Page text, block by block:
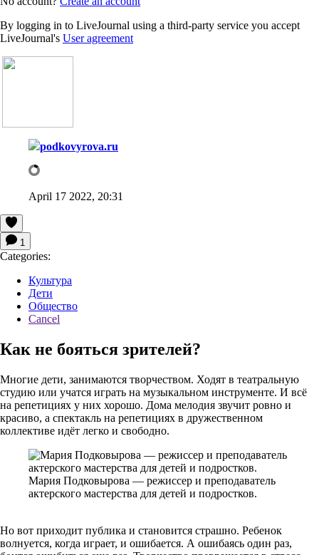
By logging in to LiveJournal using a third-party service you accept
LiveJournal's User agreement
podkovyrova.ru
April 17 2022, 20:31
1
Categories:
Культура
Дети
Общество
Cancel
Как не бояться зрителей?
Многие дети, занимаются творчеством. Ходят в театральную
студию или учатся играть на музыкальном инструменте. И всё
на репетициях у них хорошо. Дома мелодия звучит ровно и
красиво, а спектакль на репетициях в дружественном
коллективе идёт легко и свободно.
Мария Подковырова — режиссер и преподаватель
актерского мастерства для детей и подростков.
Но вот приходит публика и становится страшно. Ребенок
волнуется, когда играет, и ошибается. А ошибаясь один раз,